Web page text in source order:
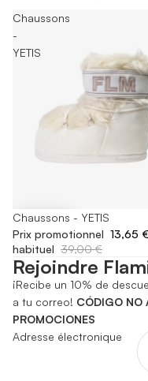
Chaussons
-
YETIS
-65%
Chaussons - YETIS
Prix promotionnel 13,65 €
habituel 39,00 €
Rejoindre
¡Recibe un 10% de
a tu correo! CÓDIGO NO
PROMOCIONES
Adresse électronique